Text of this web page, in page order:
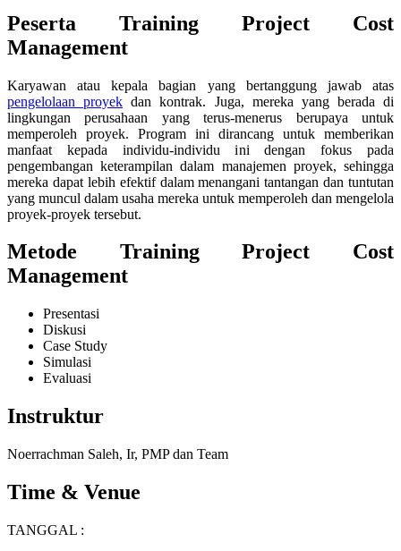
Peserta Training Project Cost
Management
Karyawan atau kepala bagian yang bertanggung jawab atas
pengelolaan proyek dan kontrak. Juga, mereka yang berada di
lingkungan perusahaan yang terus-menerus berupaya untuk
memperoleh proyek. Program ini dirancang untuk memberikan
manfaat kepada individu-individu ini dengan fokus pada
pengembangan keterampilan dalam manajemen proyek, sehingga
mereka dapat lebih efektif dalam menangani tantangan dan tuntutan
yang muncul dalam usaha mereka untuk memperoleh dan mengelola
proyek-proyek tersebut.
Metode Training Project Cost
Management
Presentasi
Diskusi
Case Study
Simulasi
Evaluasi
Instruktur
Noerrachman Saleh, Ir, PMP dan Team
Time & Venue
TANGGAL :